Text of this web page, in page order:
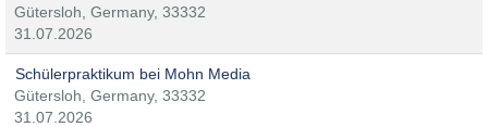
Gütersloh, Germany, 33332
31.07.2026
Schülerpraktikum bei Mohn Media
Gütersloh, Germany, 33332
31.07.2026